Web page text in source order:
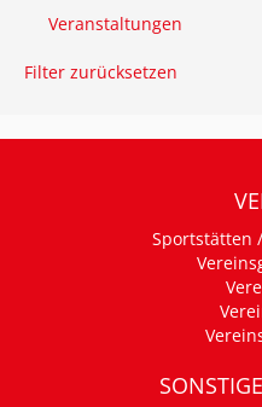
Veranstaltungen
Filter zurücksetzen
Sportstätten